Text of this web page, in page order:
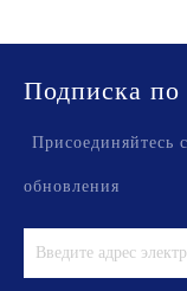
Подписка по
Присоединяйтесь
обновления